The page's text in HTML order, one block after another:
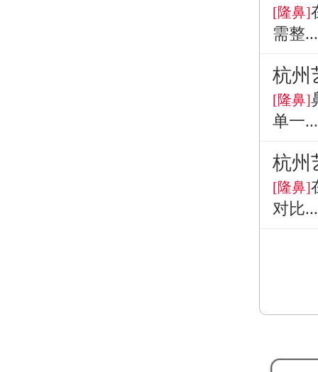
[隆鼻]
需整...
杭州
[隆鼻]
单一...
杭州
[隆鼻]
对比...